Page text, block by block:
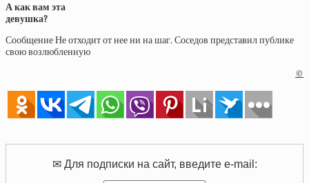
А как вам эта
девушка?
Сообщение Не отходит от нее ни на шаг. Соседов представил публике
свою возлюбленную
©
✉ Для подписки на сайт, введите e-mail: